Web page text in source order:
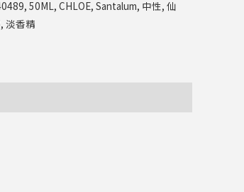
,50ML,CHLOE,Santalum, 中性,仙
,淡香精